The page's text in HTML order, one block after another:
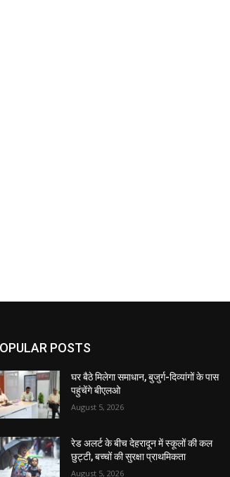
POSTS
घर बैठे मिलेगा समाधान, बुजुर्ग-दिव्यांगों के पास
पहुंचेंगे बीएलओ
August 5, 2026
रेड अलर्ट के बीच देहरादून में स्कूलों की कल
छुट्टी, बच्चों की सुरक्षा प्राथमिकता
August 5, 2026